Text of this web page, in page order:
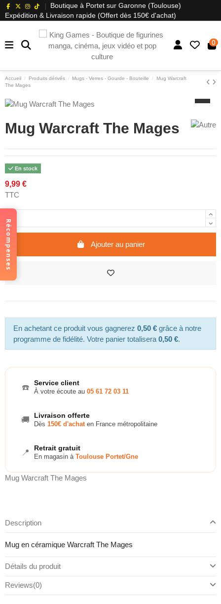
Boutique à Portet sur Garonne (Toulouse)
Expédition & Livraison rapide (Offert dès 150€ d'achat)
0
Accueil Produits dérivés Mugs - Verres - Gourde - Bouteille
Mug Warcraft
The Mages
Mug Warcraft The Mages
En stock
9,99 €
TTC
Ajouter au panier
En achetant ce produit vous gagnerez 0,50 € grâce à notre
programme de fidélité. Votre panier totalisera 0,50 €.
☎️ Service client
À votre écoute au 05 61 72 03 11
🚚 Livraison offerte
Dès 150€ d'achaten France métropolitaine
📍 Retrait gratuit
En magasin à Toulouse Portet/Gne
Mug Warcraft The Mages
Description
Mug en céramique Warcraft The Mages
Détails du produit
Reviews(0)
Récompenses